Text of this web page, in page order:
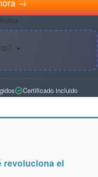
▼
Certificado incluido
revoluciona el